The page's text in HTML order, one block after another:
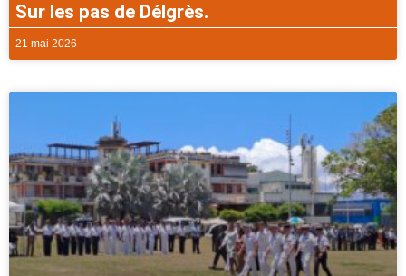
Sur les pas de Délgrès.
21 mai 2026